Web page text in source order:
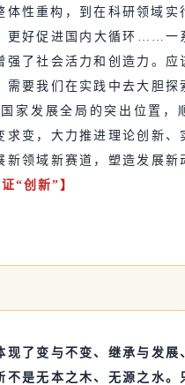
性重构，到在科研领域实
更好促进国内大循环……一
了社会活力和创造力。应
要我们在实践中去大胆探
家发展全局的突出位置，
变，大力推进理论创新、
领域新赛道，塑造发展新
“创新”】
现了变与不变、继承与发展
是无本之木、无源之水。